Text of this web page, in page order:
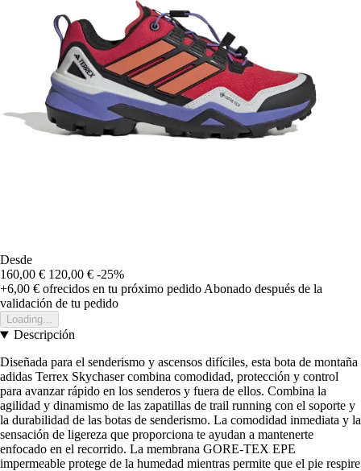
Desde
160,00 € 120,00 € -25%
+6,00 € ofrecidos en tu próximo pedidoAbonado después de la
validación de tu pedido
Loading...
Descripción
Diseñada para el senderismo y ascensos difíciles, esta bota de montaña
adidas Terrex Skychaser combina comodidad, protección y control
para avanzar rápido en los senderos y fuera de ellos. Combina la
agilidad y dinamismo de las zapatillas de trail running con el soporte y
la durabilidad de las botas de senderismo. La comodidad inmediata y la
sensación de ligereza que proporciona te ayudan a mantenerte
enfocado en el recorrido. La membrana GORE-TEX EPE
impermeable protege de la humedad mientras permite que el pie respire